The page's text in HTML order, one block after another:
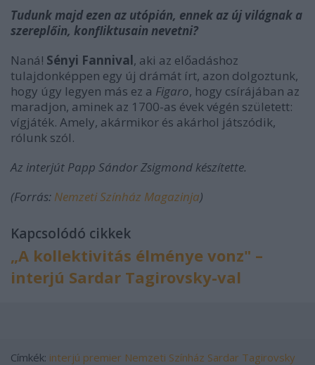
Tudunk majd ezen az utópián, ennek az új világnak a
szereplőin, konfliktusain nevetni?
Naná! Sényi Fannival, aki az előadáshoz
tulajdonképpen egy új drámát írt, azon dolgoztunk,
hogy úgy legyen más ez a Figaro, hogy csírájában az
maradjon, aminek az 1700-as évek végén született:
vígjáték. Amely, akármikor és akárhol játszódik,
rólunk szól.
Az interjút Papp Sándor Zsigmond készítette.
(Forrás: Nemzeti Színház Magazinja)
Kapcsolódó cikkek
„A kollektivitás élménye vonz" –
interjú Sardar Tagirovsky-val
Címkék: interjú premier Nemzeti Színház Sardar Tagirovsky